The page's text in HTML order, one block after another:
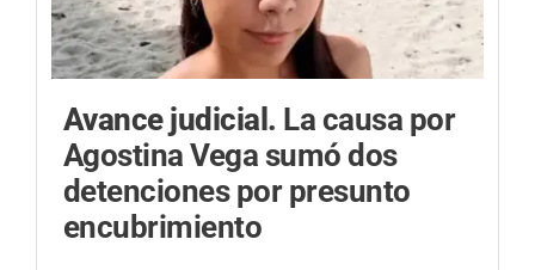
Avance judicial. La causa por
Agostina Vega sumó dos
detenciones por presunto
encubrimiento